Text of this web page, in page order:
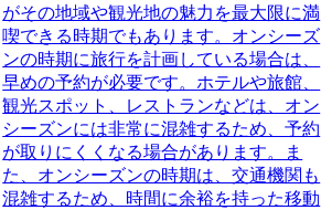
がその地域や観光地の魅力を最大限に満
喫できる時期でもあります。オンシーズ
ンの時期に旅行を計画している場合は、
早めの予約が必要です。ホテルや旅館、
観光スポット、レストランなどは、オン
シーズンには非常に混雑するため、予約
が取りにくくなる場合があります。ま
た、オンシーズンの時期は、交通機関も
混雑するため、時間に余裕を持った移動